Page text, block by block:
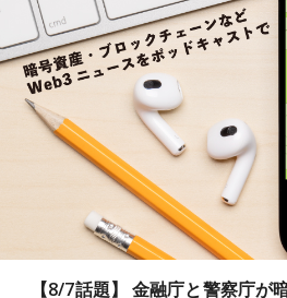
【8/7話題】 金融庁と警察庁が